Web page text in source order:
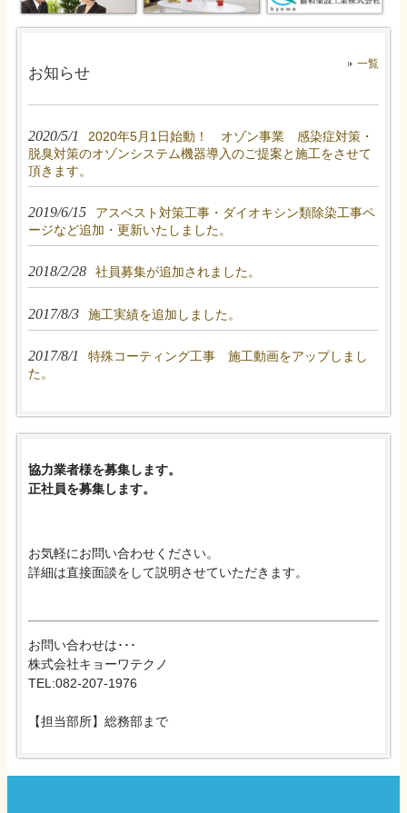
お知らせ
一覧
2020/5/1
2020年5月1日始動！ オゾン事業 感染症対策・
脱臭対策のオゾンシステム機器導入のご提案と施工をさせて
頂きます。
2019/6/15
アスベスト対策工事・ダイオキシン類除染工事ペ
ージなど追加・更新いたしました。
2018/2/28 社員募集が追加されました。
2017/8/3 施工実績を追加しました。
2017/8/1
特殊コーティング工事 施工動画をアップしまし
た。
協力業者様を募集します。
正社員を募集します。
お気軽にお問い合わせください。
詳細は直接面談をして説明させていただきます。
お問い合わせは･･･
株式会社キョーワテクノ
TEL:082-207-1976
【担当部所】総務部まで